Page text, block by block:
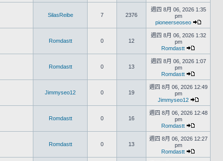
SilasReibe 7 2376
週四 8月 06, 2026 1:35
pm
pioneerseoseo
Romdastt 0 12
週四 8月 06, 2026 1:32
pm
Romdastt
Romdastt 0 13
週四 8月 06, 2026 1:07
pm
Romdastt
Jimmyseo12 0 19
週四 8月 06, 2026 12:49
pm
Jimmyseo12
Romdastt 0 16
週四 8月 06, 2026 12:48
pm
Romdastt
Romdastt 0 13
週四 8月 06, 2026 12:27
pm
Romdastt